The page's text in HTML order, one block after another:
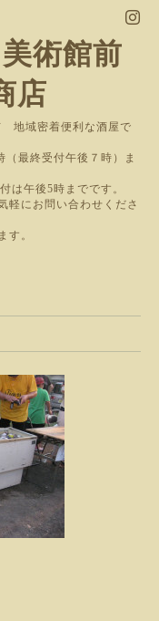
術館前
店
地域密着便利な酒屋で
最終受付午後７時）ま
は午後5時までです。
軽にお問い合わせくださ
す。